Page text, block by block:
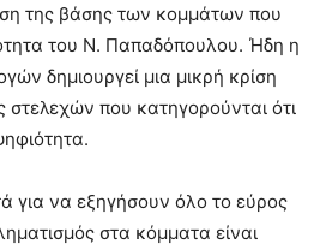
της βάσης των κομμάτων που
του Ν. Παπαδόπουλου. Ήδη η
δημιουργεί μια μικρή κρίση
που κατηγορούνται ότι
για να εξηγήσουν όλο το εύρος
στα κόμματα είναι